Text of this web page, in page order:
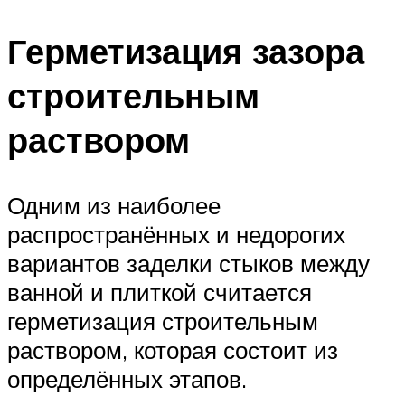
Герметизация зазора
строительным
раствором
Одним из наиболее
распространённых и недорогих
вариантов заделки стыков между
ванной и плиткой считается
герметизация строительным
раствором, которая состоит из
определённых этапов.